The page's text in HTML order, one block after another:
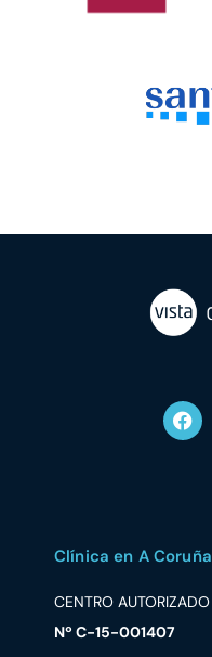
Clínica en A Coruña
CENTRO AUTORIZADO
Nº C-15-001407